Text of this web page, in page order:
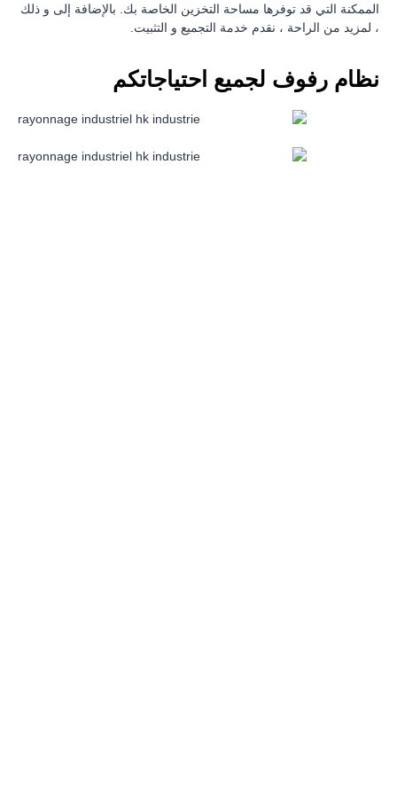
الممكنة التي قد توفرها مساحة التخزين الخاصة بك. بالإضافة إلى و ذلك
، لمزيد من الراحة ، نقدم خدمة التجميع و التثبيت.
نظام رفوف لجميع احتياجاتكم